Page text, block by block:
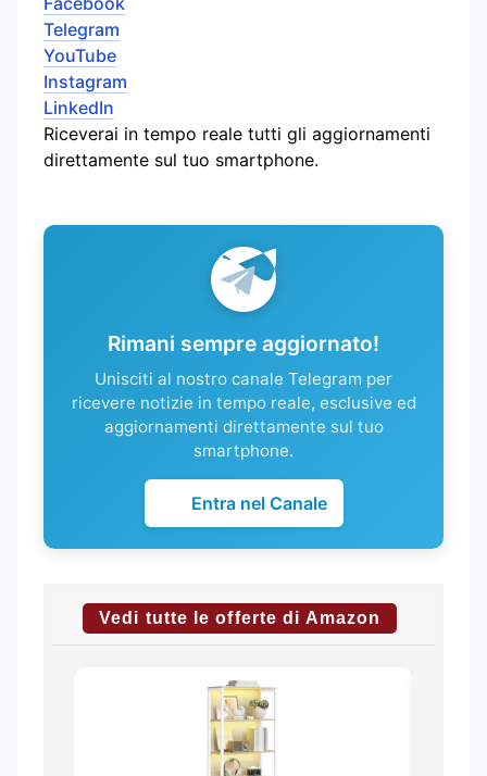
Telegram
YouTube
Instagram
LinkedIn
Riceverai in tempo reale tutti gli aggiornamenti
direttamente sul tuo smartphone.
Rimani sempre aggiornato!
Unisciti al nostro canale Telegram per
ricevere notizie in tempo reale, esclusive ed
aggiornamenti direttamente sul tuo
smartphone.
Entra nel Canale